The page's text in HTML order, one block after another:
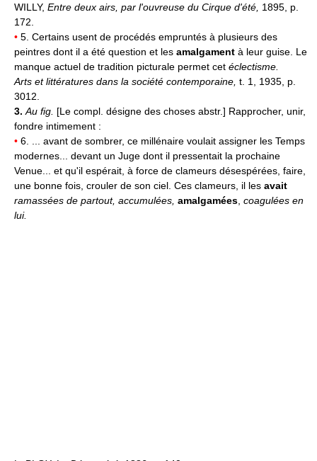
WILLY, Entre deux airs, par l'ouvreuse du Cirque d'été, 1895, p.
172.
• 5. Certains usent de procédés empruntés à plusieurs des
peintres dont il a été question et les amalgament à leur guise. Le
manque actuel de tradition picturale permet cet éclectisme.
Arts et littératures dans la société contemporaine, t. 1, 1935, p.
3012.
3. Au fig. [Le compl. désigne des choses abstr.] Rapprocher, unir,
fondre intimement :
• 6. ... avant de sombrer, ce millénaire voulait assigner les Temps
modernes... devant un Juge dont il pressentait la prochaine
Venue... et qu'il espérait, à force de clameurs désespérées, faire,
une bonne fois, crouler de son ciel. Ces clameurs, il les avait
ramassées de partout, accumulées, amalgamées coagulées en
lui.